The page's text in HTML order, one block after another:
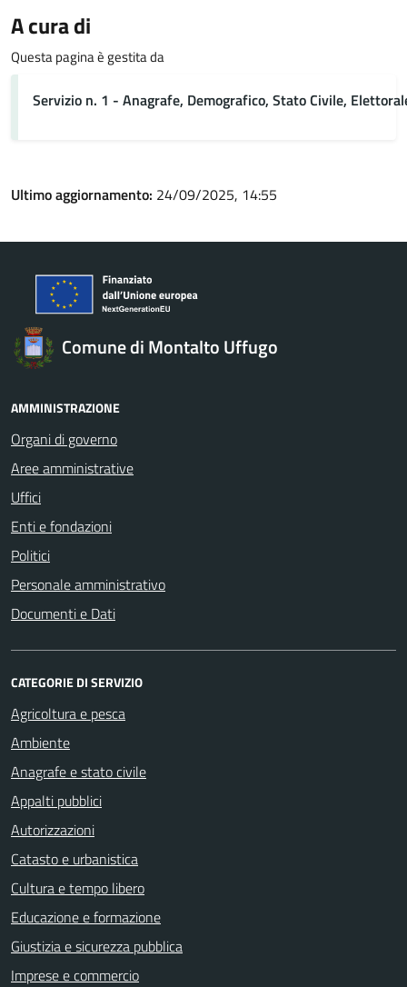
A cura di
Questa pagina è gestita da
Servizio n. 1 - Anagrafe, Demografico, Stato Civile,
Ultimo aggiornamento: 24/09/2025, 14:55
Comune di Montalto Uffugo
AMMINISTRAZIONE
Organi di governo
Aree amministrative
Uffici
Enti e fondazioni
Politici
Personale amministrativo
Documenti e Dati
CATEGORIE DI SERVIZIO
Agricoltura e pesca
Ambiente
Anagrafe e stato civile
Appalti pubblici
Autorizzazioni
Catasto e urbanistica
Cultura e tempo libero
Educazione e formazione
Giustizia e sicurezza pubblica
Imprese e commercio